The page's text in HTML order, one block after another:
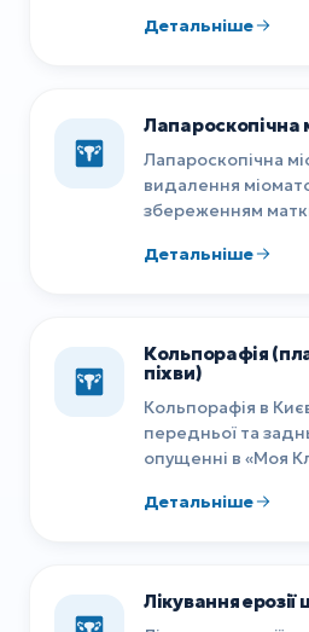
Детальніше
Лапароскопічна
Лапароскопічна
видалення
збереженням
Детальніше
Кольпорафія
піхви)
Кольпорафія в
передньої та
опущенні в «Моя
Детальніше
Лікування